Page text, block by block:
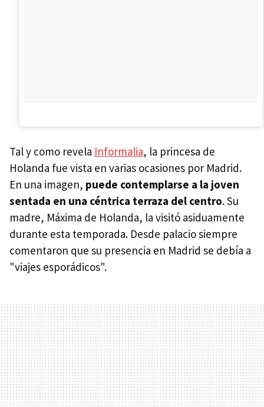
Tal y como revela Informalia, la princesa de
Holanda fue vista en varias ocasiones por Madrid.
En una imagen, puede contemplarse a la joven
sentada en una céntrica terraza del centro. Su
madre, Máxima de Holanda, la visitó asiduamente
durante esta temporada. Desde palacio siempre
comentaron que su presencia en Madrid se debía a
"viajes esporádicos".